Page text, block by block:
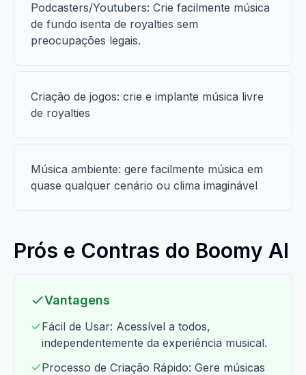
Podcasters/Youtubers: Crie facilmente música
de fundo isenta de royalties sem
preocupações legais.
Criação de jogos: crie e implante música livre
de royalties
Música ambiente: gere facilmente música em
quase qualquer cenário ou clima imaginável
Prós e Contras do Boomy AI
Vantagens
Fácil de Usar: Acessível a todos,
independentemente da experiência musical.
Processo de Criação Rápido: Gere músicas